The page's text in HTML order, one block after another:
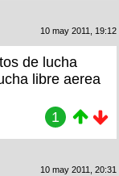
10 may 2011, 19:12
de lucha
libre aerea
1
10 may 2011, 20:31